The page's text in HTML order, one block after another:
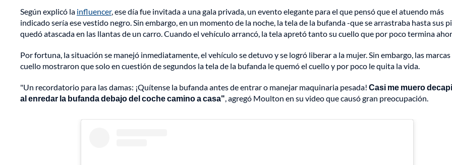
Según explicó la influencer, ese día fue invitada a una gala privada, un evento elegante para el que pensó que el atuendo más
indicado sería ese vestido negro. Sin embargo, en un momento de la noche, la tela de la bufanda -que se arrastraba hasta sus
quedó atascada en las llantas de un carro. Cuando el vehículo arrancó, la tela apretó tanto su cuello que por poco termina
Por fortuna, la situación se manejó inmediatamente, el vehículo se detuvo y se logró liberar a la mujer. Sin embargo, las marcas
cuello mostraron que solo en cuestión de segundos la tela de la bufanda le quemó el cuello y por poco le quita la vida.
"Un recordatorio para las damas: ¡Quítense la bufanda antes de entrar o manejar maquinaria pesada! Casi me muero
al enredar la bufanda debajo del coche camino a casa", agregó Moulton en su video que causó gran preocupación.